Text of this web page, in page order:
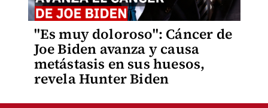
"Es muy doloroso": Cáncer de
Joe Biden avanza y causa
metástasis en sus huesos,
revela Hunter Biden